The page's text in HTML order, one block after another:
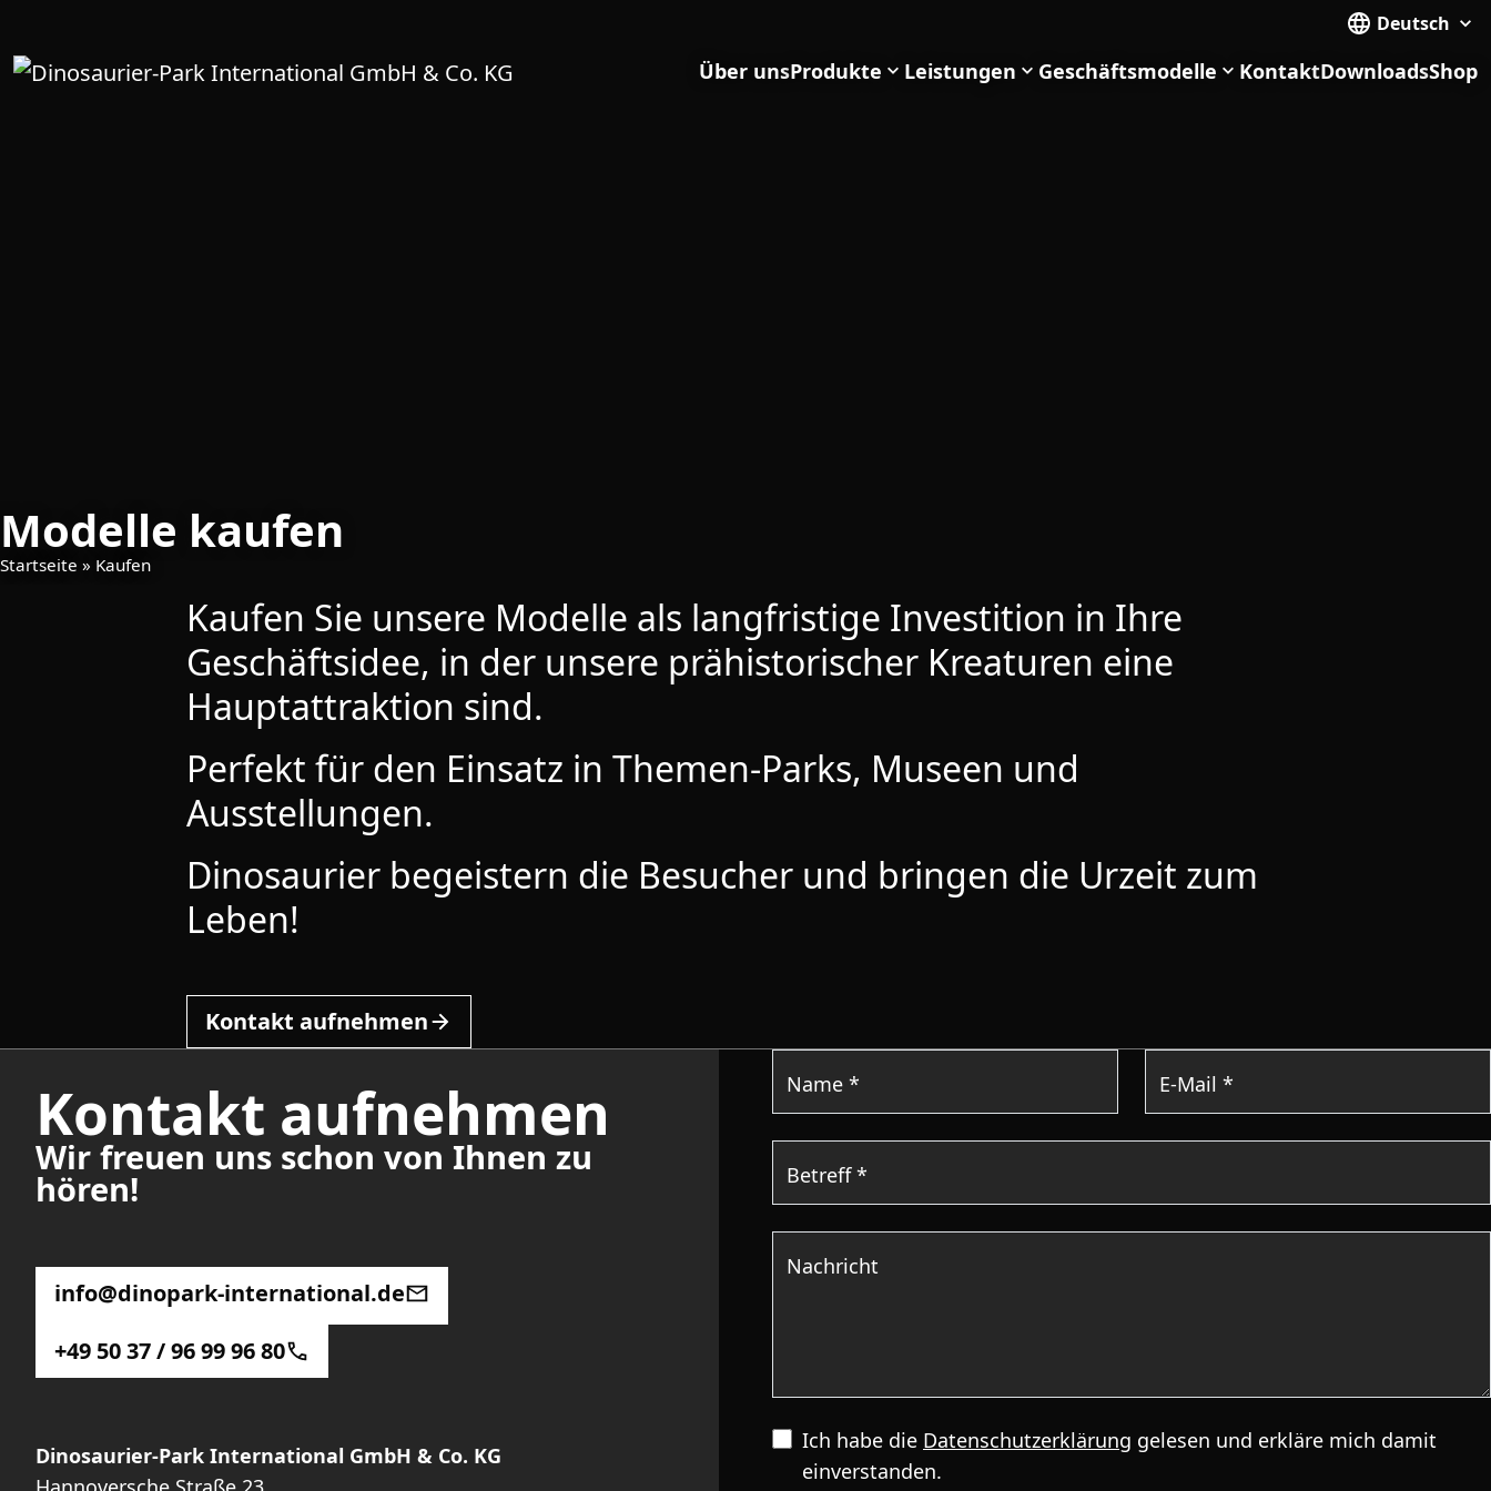
Deutsch
Über unsProdukte Leistungen Geschäftsmodelle KontaktDownloadsShop
Modelle kaufen​
Startseite » Kaufen
Kaufen Sie unsere Modelle als langfristige Investition in Ihre
Geschäftsidee, in der unsere prähistorischer Kreaturen eine
Hauptattraktion sind.
Perfekt für den Einsatz in Themen-Parks, Museen und
Ausstellungen.
Dinosaurier begeistern die Besucher und bringen die Urzeit zum
Leben!
Kontakt aufnehmen
Kontakt aufnehmen
Wir freuen uns schon von Ihnen zu
hören!
info@dinopark-international.de
+49 50 37 / 96 99 96 80
Dinosaurier-Park International GmbH & Co. KG
Name * E-Mail *
Betreff *
Nachricht
Bitte lasse dieses Feld leer.
Ich habe die Datenschutzerklärung gelesen und erkläre mich damit
einverstanden.